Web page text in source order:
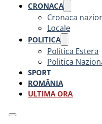
CRONACA
Cronaca
Locale
POLITICA
Politica Estera
Politica
SPORT
ROMÂNIA
ULTIMA ORA